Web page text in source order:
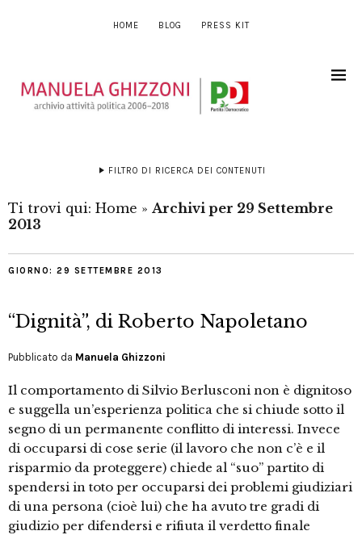
HOME BLOG PRESS KIT
FILTRO DI RICERCA DEI CONTENUTI
Ti trovi qui: Home » Archivi per 29 Settembre
2013
GIORNO: 29 SETTEMBRE 2013
“Dignità”, di Roberto Napoletano
Pubblicato da Manuela Ghizzoni
Il comportamento di Silvio Berlusconi non è dignitoso
e suggella un’esperienza politica che si chiude sotto il
segno di un permanente conflitto di interessi. Invece
di occuparsi di cose serie (il lavoro che non c’è e il
risparmio da proteggere) chiede al “suo” partito di
spendersi in toto per occuparsi dei problemi giudiziari
di una persona (cioè lui) che ha avuto tre gradi di
giudizio per difendersi e rifiuta il verdetto finale